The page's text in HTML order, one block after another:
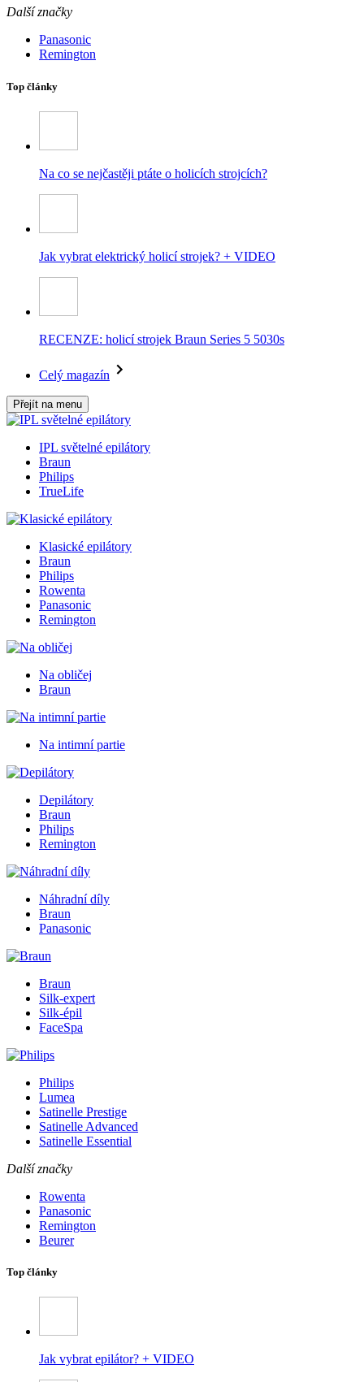
Další značky
Panasonic
Remington
Top články
Na co se nejčastěji ptáte o holicích strojcích?
Jak vybrat elektrický holicí strojek? + VIDEO
RECENZE: holicí strojek Braun Series 5 5030s
Celý magazín
Přejít na menu
IPL světelné epilátory
Braun
Philips
TrueLife
Klasické epilátory
Braun
Philips
Rowenta
Panasonic
Remington
Na obličej
Braun
Na intimní partie
Depilátory
Braun
Philips
Remington
Náhradní díly
Braun
Panasonic
Braun
Silk-expert
Silk-épil
FaceSpa
Philips
Lumea
Satinelle Prestige
Satinelle Advanced
Satinelle Essential
Další značky
Rowenta
Panasonic
Remington
Beurer
Top články
Jak vybrat epilátor? + VIDEO